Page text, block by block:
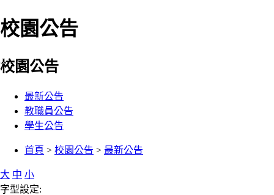
校園公告
:::
校園公告
最新公告
教職員公告
學生公告
首頁 > 校園公告 > 最新公告
大 中 小
字型設定: